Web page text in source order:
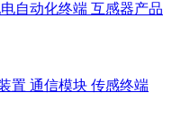
自动化终端 互感器产品
置 通信模块 传感终端